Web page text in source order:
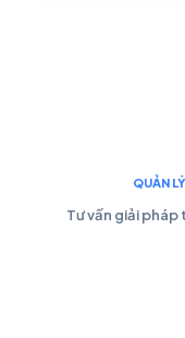
QUẢN
Tư vấn giải pháp